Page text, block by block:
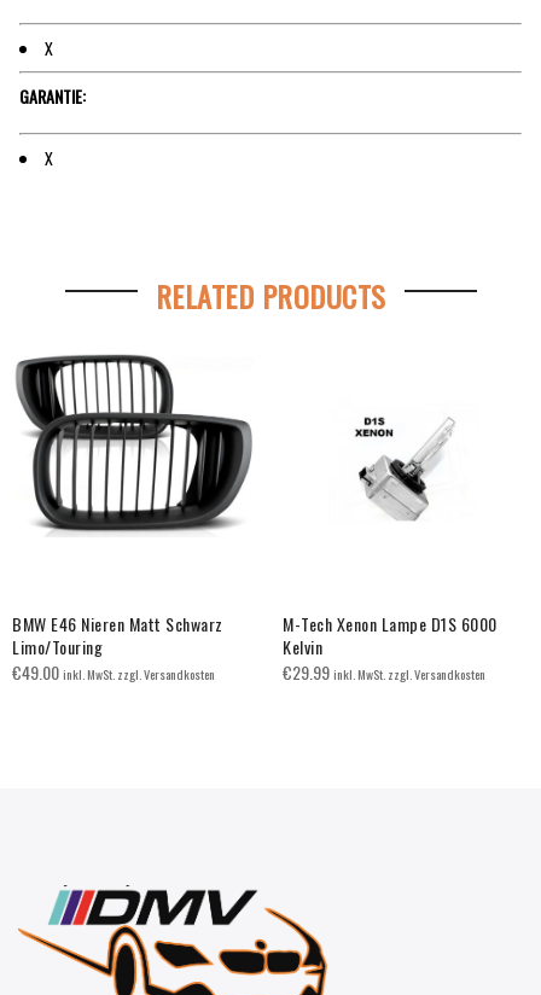
X
GARANTIE:
X
RELATED PRODUCTS
BMW E46 Nieren Matt Schwarz
Limo/Touring
€49.00inkl. MwSt. zzgl. Versandkosten
M-Tech Xenon Lampe D1S 6000
Kelvin
€29.99inkl. MwSt. zzgl. Versandkosten